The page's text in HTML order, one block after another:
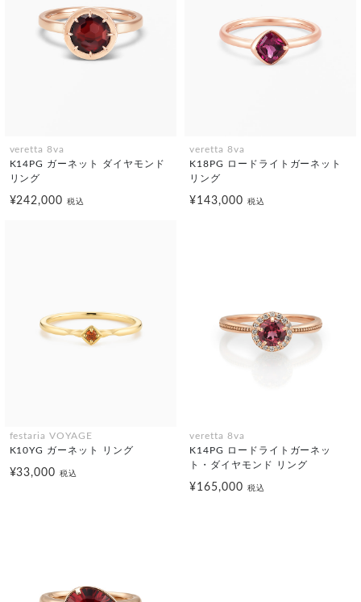
veretta 8va
K14PG ガーネット ダイヤモンド
リング
¥242,000税込
veretta 8va
K18PG ロードライトガーネット
リング
¥143,000 税込
festaria VOYAGE
K10YG ガーネット リング
¥33,000税込
veretta 8va
K14PG ロードライトガーネッ
ト・ダイヤモンド リング
¥165,000 税込